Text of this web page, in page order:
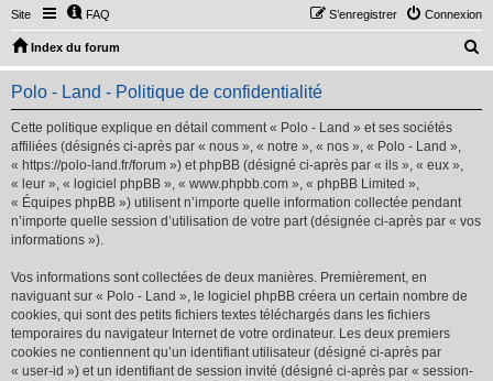
Site FAQ Connexion
S’enregistrer
Index du forum
e
Polo - Land - Politique de confidentialité
Cette politique explique en détail comment « Polo - Land » et ses sociétés
affiliées (désignés ci-après par « nous », « notre », « nos », « Polo - Land »,
« https://polo-land.fr/forum ») et phpBB (désigné ci-après par « ils », « eux »,
« leur », « logiciel phpBB », « www.phpbb.com », « phpBB Limited »,
« Équipes phpBB ») utilisent n’importe quelle information collectée pendant
n’importe quelle session d’utilisation de votre part (désignée ci-après par « vos
informations »).
Vos informations sont collectées de deux manières. Premièrement, en
naviguant sur « Polo - Land », le logiciel phpBB créera un certain nombre de
cookies, qui sont des petits fichiers textes téléchargés dans les fichiers
temporaires du navigateur Internet de votre ordinateur. Les deux premiers
cookies ne contiennent qu’un identifiant utilisateur (désigné ci-après par
« user-id ») et un identifiant de session invité (désigné ci-après par « session-